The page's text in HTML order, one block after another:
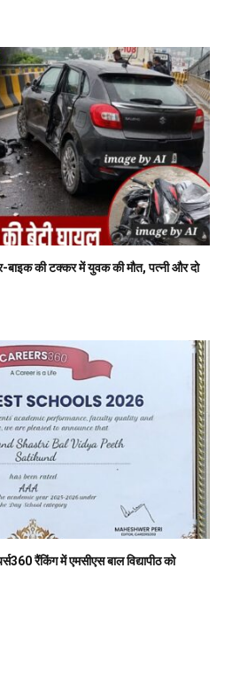
बाइक की टक्कर में युवक की मौत, पत्नी और दो
रैंकिंग में एमसीएस बाल विद्यापीठ को